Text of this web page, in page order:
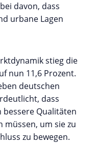
davon, dass
urbane Lagen
stieg die
nun 11,6 Prozent.
deutschen
dass
Qualitäten
müssen, um sie zu
zu bewegen.